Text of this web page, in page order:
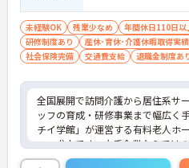
未経験OK 残業少なめ 年間休日110日以
研修制度あり
産休･育休･介護休暇取得実
社会保険完備
交通費支給 退職金制度あ
全国展開で訪問介護から居住系サ
ッフの育成・研修事業まで幅広く
チイ学館」が運営する有料老人ホ
ッフ求人です。大手企業ならでは
と充実したコンプライアンス体制